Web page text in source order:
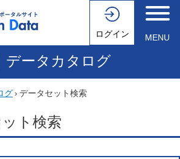
ログイン MENU
データカタログ
グ› データセット検索
ト検索